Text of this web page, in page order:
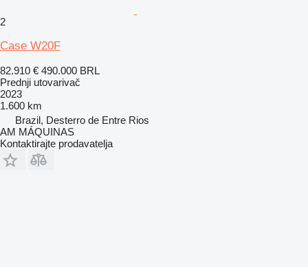
2
Case W20F
82.910 € 490.000 BRL
Prednji utovarivač
2023
1.600 km
Brazil, Desterro de Entre Rios
AM MÁQUINAS
Kontaktirajte prodavatelja